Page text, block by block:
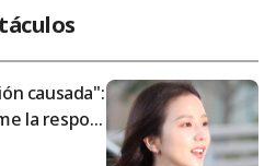
momento, Seol Jang-hoon dijo so
"Es cierto que el esposo cont
es difícil entenderlo (a la espos
causada":
la respon
públicas